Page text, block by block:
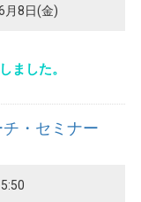
月8日(金)
ました。
チ・セミナー